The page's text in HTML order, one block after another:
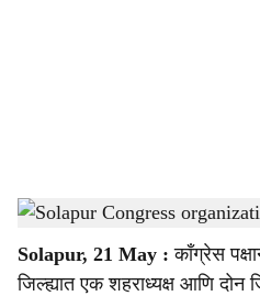
a
Solapur Congress organizational appointments
Solapur, 21 May : काँग्रेस
जिल्ह्यात एक शहराध्यक्ष आणि दोन